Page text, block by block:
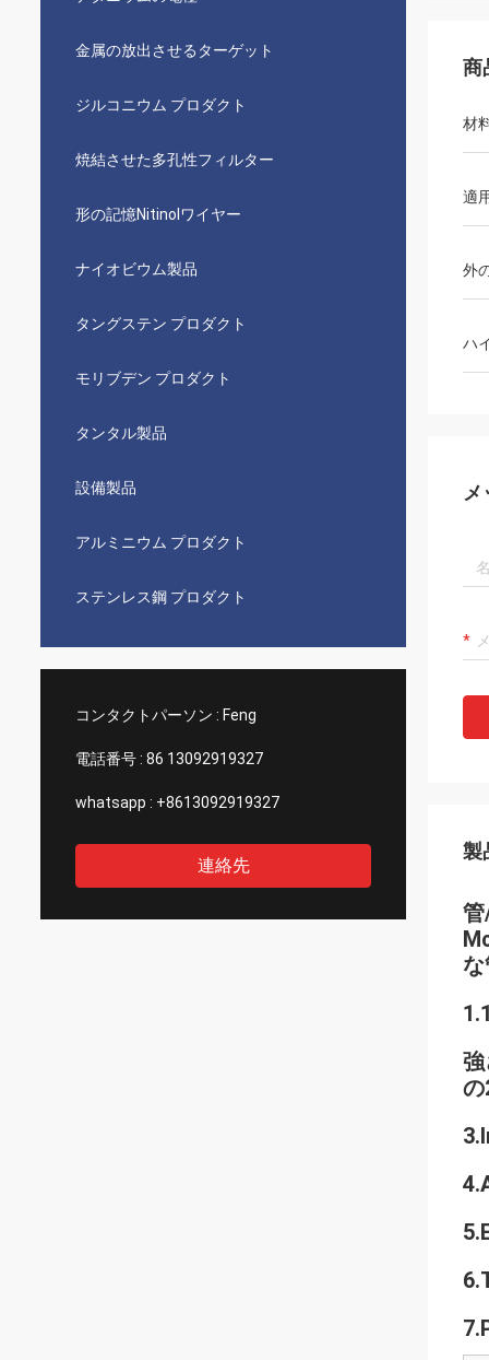
金属の放出させるターゲット
ジルコニウム プロダクト
焼結させた多孔性フィルター
形の記憶Nitinolワイヤー
ナイオビウム製品
タングステン プロダクト
モリブデン プロダクト
タンタル製品
設備製品
アルミニウム プロダクト
ステンレス鋼 プロダクト
コンタクトパーソン : Feng
電話番号 : 86 13092919327
whatsapp : +8613092919327
連絡先
商
材
適
外
ハ
製